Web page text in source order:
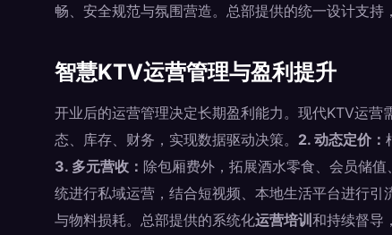
畅、安全规范与氛围营造。总部提供的统一设计支持
智慧KTV运营管理与盈利提升
开业后的运营管理决定长期盈利能力。现代KTV运营
态、库存、财务，实现数据驱动决策。 2. 动态定价：
3. 多元营收： 除包厢费外，拓展酒水零食、会员储值
统进行私域运营，结合短视频、本地生活平台进行引
与物料损耗。总部提供的系统化运营培训 和持续督导